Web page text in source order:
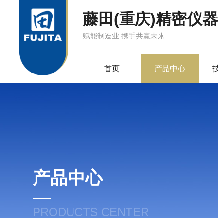
藤田(重庆)精密仪
赋能制造业 携手共赢未来
首页 产品中心
产品中心
PRODUCTS CENTER